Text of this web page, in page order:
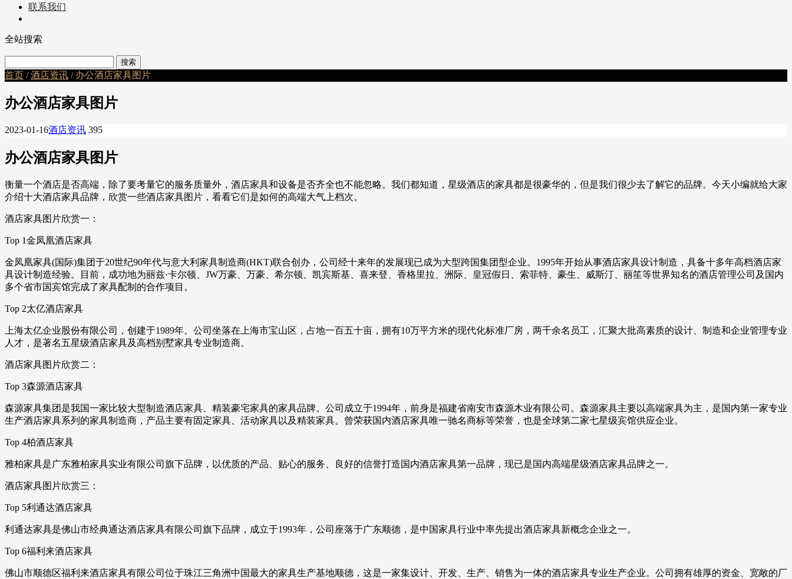
联系我们
全站搜索
首页 /酒店资讯 / 办公酒店家具图片
办公酒店家具图片
2023-01-16酒店资讯 395
办公酒店家具图片
衡量一个酒店是否高端，除了要考量它的服务质量外，酒店家具和设备是否齐全也不能忽略。我们都知道，星级酒店的家具都是很豪华的，但是我们很少去了解它的品牌。今天小编就给大家
介绍十大酒店家具品牌，欣赏一些酒店家具图片，看看它们是如何的高端大气上档次。
酒店家具图片欣赏一：
Top 1金凤凰酒店家具
金凤凰家具(国际)集团于20世纪90年代与意大利家具制造商(HKT)联合创办，公司经十来年的发展现已成为大型跨国集团型企业。1995年开始从事酒店家具设计制造，具备十多年高档酒店家
具设计制造经验。目前，成功地为丽兹·卡尔顿、JW万豪、万豪、希尔顿、凯宾斯基、喜来登、香格里拉、洲际、皇冠假日、索菲特、豪生、威斯汀、丽笙等世界知名的酒店管理公司及国内
多个省市国宾馆完成了家具配制的合作项目。
Top 2太亿酒店家具
上海太亿企业股份有限公司，创建于1989年。公司坐落在上海市宝山区，占地一百五十亩，拥有10万平方米的现代化标准厂房，两千余名员工，汇聚大批高素质的设计、制造和企业管理专业
人才，是著名五星级酒店家具及高档别墅家具专业制造商。
酒店家具图片欣赏二：
Top 3森源酒店家具
森源家具集团是我国一家比较大型制造酒店家具、精装豪宅家具的家具品牌。公司成立于1994年，前身是福建省南安市森源木业有限公司。森源家具主要以高端家具为主，是国内第一家专业
生产酒店家具系列的家具制造商，产品主要有固定家具、活动家具以及精装家具。曾荣获国内酒店家具唯一驰名商标等荣誉，也是全球第二家七星级宾馆供应企业。
Top 4柏酒店家具
雅柏家具是广东雅柏家具实业有限公司旗下品牌，以优质的产品、贴心的服务、良好的信誉打造国内酒店家具第一品牌，现已是国内高端星级酒店家具品牌之一。
酒店家具图片欣赏三：
Top 5利通达酒店家具
利通达家具是佛山市经典通达酒店家具有限公司旗下品牌，成立于1993年，公司座落于广东顺德，是中国家具行业中率先提出酒店家具新概念企业之一。
Top 6福利来酒店家具
佛山市顺德区福利来酒店家具有限公司位于珠江三角洲中国最大的家具生产基地顺德，这是一家集设计、开发、生产、销售为一体的酒店家具专业生产企业。公司拥有雄厚的资金、宽敞的厂